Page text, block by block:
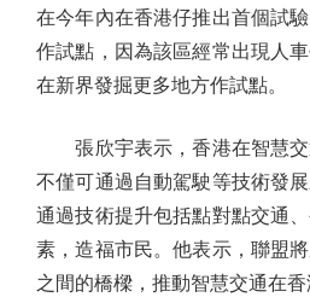
在今年內在香港仔推出首個試
作試點，因為該區經常出現人
在新界發掘更多地方作試點。
張欣宇表示，香港在智慧交
不僅可通過自動駕駛等技術發
通過技術提升包括點對點交通
素，造福市民。他表示，聯盟
之間的橋樑，推動智慧交通在香